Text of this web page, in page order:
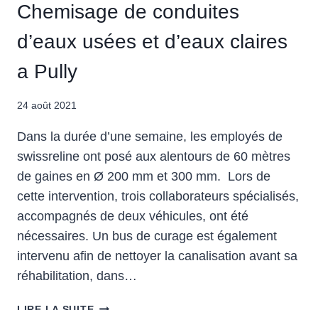
Chemisage de conduites
d’eaux usées et d’eaux claires
a Pully
24 août 2021
Dans la durée d’une semaine, les employés de
swissreline ont posé aux alentours de 60 mètres
de gaines en Ø 200 mm et 300 mm. Lors de
cette intervention, trois collaborateurs spécialisés,
accompagnés de deux véhicules, ont été
nécessaires. Un bus de curage est également
intervenu afin de nettoyer la canalisation avant sa
réhabilitation, dans…